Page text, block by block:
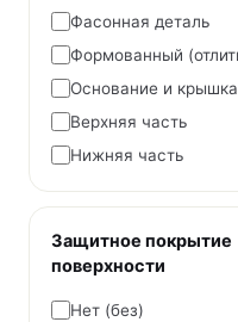
Фасонная деталь
Основание и крышка
Верхняя часть
Нижняя часть
Защитное покрытие
поверхности
Нет (без)